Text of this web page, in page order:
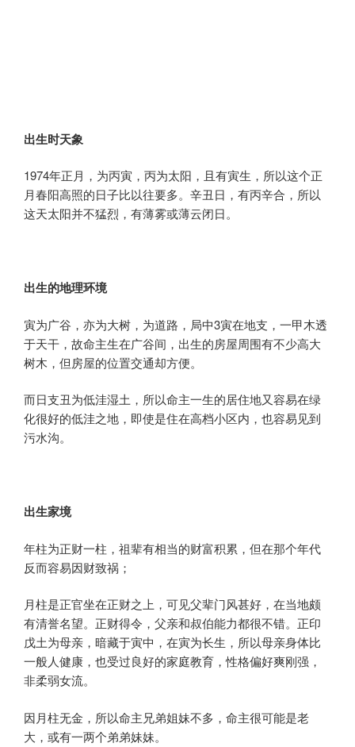
出生时天象
1974年正月，为丙寅，丙为太阳，且有寅生，所以这个正
月春阳高照的日子比以往要多。辛丑日，有丙辛合，所以
这天太阳并不猛烈，有薄雾或薄云闭日。
出生的地理环境
寅为广谷，亦为大树，为道路，局中3寅在地支，一甲木透
于天干，故命主生在广谷间，出生的房屋周围有不少高大
树木，但房屋的位置交通却方便。
而日支丑为低洼湿土，所以命主一生的居住地又容易在绿
化很好的低洼之地，即使是住在高档小区内，也容易见到
污水沟。
出生家境
年柱为正财一柱，祖辈有相当的财富积累，但在那个年代
反而容易因财致祸；
月柱是正官坐在正财之上，可见父辈门风甚好，在当地颇
有清誉名望。正财得令，父亲和叔伯能力都很不错。正印
戊土为母亲，暗藏于寅中，在寅为长生，所以母亲身体比
一般人健康，也受过良好的家庭教育，性格偏好爽刚强，
非柔弱女流。
因月柱无金，所以命主兄弟姐妹不多，命主很可能是老
大，或有一两个弟弟妹妹。